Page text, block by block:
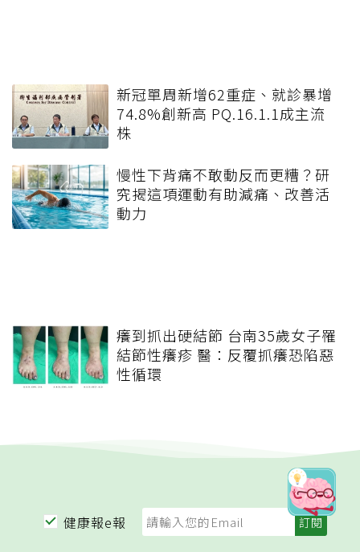
新冠單周新增62重症、就診暴增
74.8%創新高 PQ.16.1.1成主流
株
慢性下背痛不敢動反而更糟？研
究揭這項運動有助減痛、改善活
動力
癢到抓出硬結節 台南35歲女子罹
結節性癢疹 醫：反覆抓癢恐陷惡
性循環
健康報e報